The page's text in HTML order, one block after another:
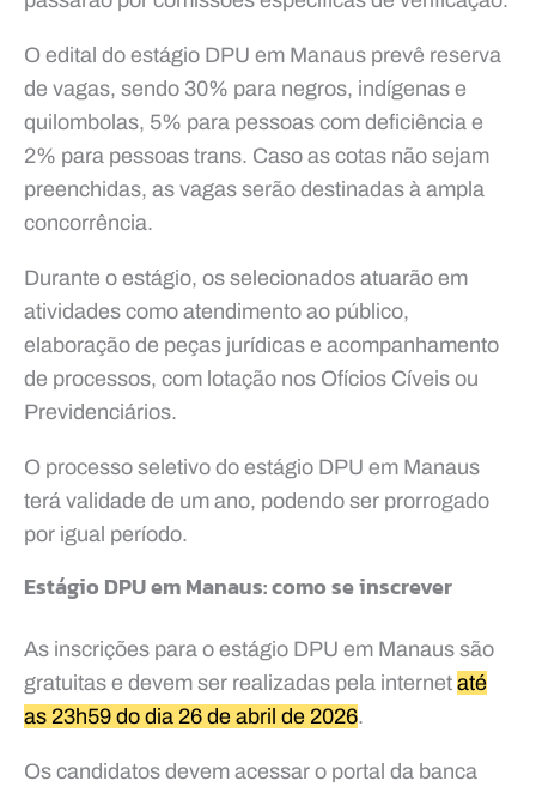
O edital do estágio DPU em Manaus prevê reserva
de vagas, sendo 30% para negros, indígenas e
quilombolas, 5% para pessoas com deficiência e
2% para pessoas trans. Caso as cotas não sejam
preenchidas, as vagas serão destinadas à ampla
concorrência.
Durante o estágio, os selecionados atuarão em
atividades como atendimento ao público,
elaboração de peças jurídicas e acompanhamento
de processos, com lotação nos Ofícios Cíveis ou
Previdenciários.
O processo seletivo do estágio DPU em Manaus
terá validade de um ano, podendo ser prorrogado
por igual período.
Estágio DPU em Manaus: como se inscrever
As inscrições para o estágio DPU em Manaus são
gratuitas e devem ser realizadas pela internet até
as 23h59 do dia 26 de abril de 2026.
Os candidatos devem acessar o portal da banca